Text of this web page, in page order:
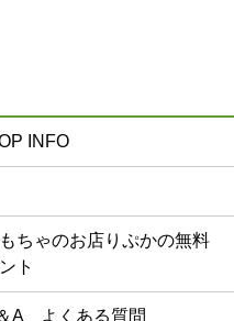
INFO
ちゃのお店りぷかの無料
ト
A よくある質問